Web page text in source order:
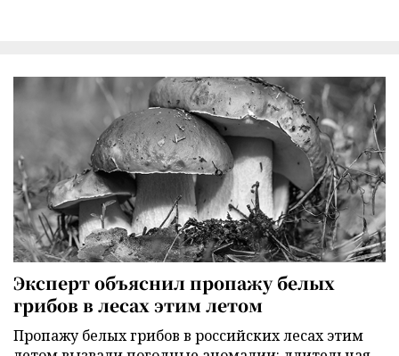
Эксперт объяснил пропажу белых
грибов в лесах этим летом
Пропажу белых грибов в российских лесах этим